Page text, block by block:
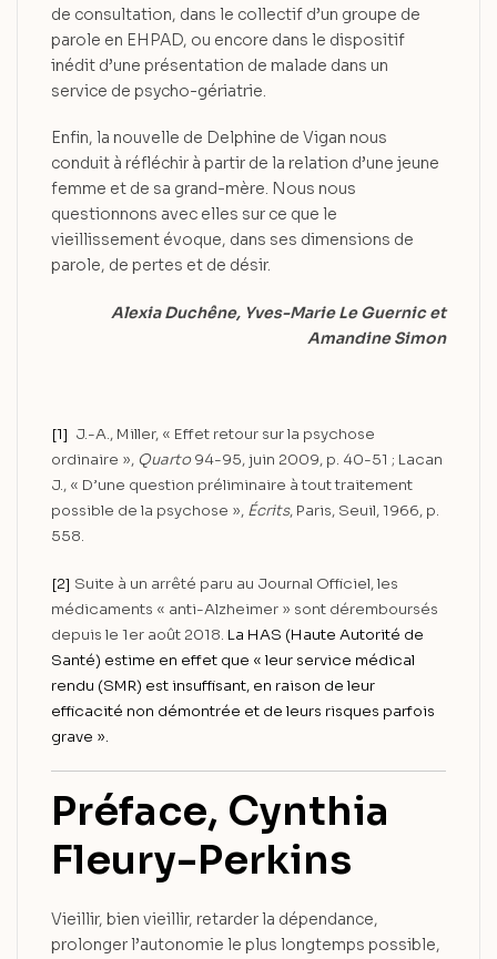
de consultation, dans le collectif d’un groupe de
parole en EHPAD, ou encore dans le dispositif
inédit d’une présentation de malade dans un
service de psycho-gériatrie.
Enfin, la nouvelle de Delphine de Vigan nous
conduit à réfléchir à partir de la relation d’une jeune
femme et de sa grand-mère. Nous nous
questionnons avec elles sur ce que le
vieillissement évoque, dans ses dimensions de
parole, de pertes et de désir.
Alexia Duchêne, Yves-Marie Le Guernic et
Amandine Simon
[1] J.-A., Miller, « Effet retour sur la psychose
ordinaire », Quarto94-95, juin 2009, p. 40-51 ; Lacan
J., « D’une question préliminaire à tout traitement
possible de la psychose », Écrits, Paris, Seuil, 1966, p.
558.
[2] Suite à un arrêté paru au Journal Officiel, les
médicaments « anti-Alzheimer » sont déremboursés
depuis le 1er août 2018. La HAS (Haute Autorité de
Santé) estime en effet que « leur service médical
rendu (SMR) est insuffisant, en raison de leur
efficacité non démontrée et de leurs risques parfois
grave ».
Préface, Cynthia
Fleury-Perkins
Vieillir, bien vieillir, retarder la dépendance,
prolonger l’autonomie le plus longtemps possible,